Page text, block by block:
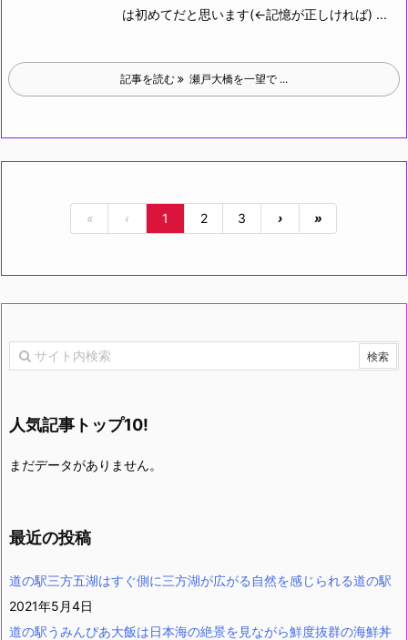
は初めてだと思います(←記憶が正しければ) ...
記事を読む 瀬戸大橋を一望で ...
« ‹ 1 2 3 › »
人気記事トップ10!
まだデータがありません。
最近の投稿
道の駅三方五湖はすぐ側に三方湖が広がる自然を感じられる道の駅
2021年5月4日
道の駅うみんぴあ大飯は日本海の絶景を見ながら鮮度抜群の海鮮丼